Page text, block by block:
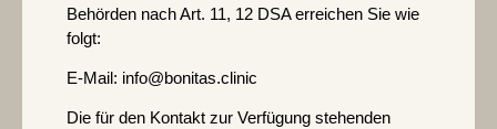
Behörden nach Art. 11, 12 DSA erreichen Sie wie
folgt:
E-Mail: info@bonitas.clinic
Die für den Kontakt zur Verfügung stehenden